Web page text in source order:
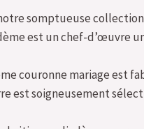
somptueuse
est un chef-d’œuvre
couronne mariage est
est soigneusement